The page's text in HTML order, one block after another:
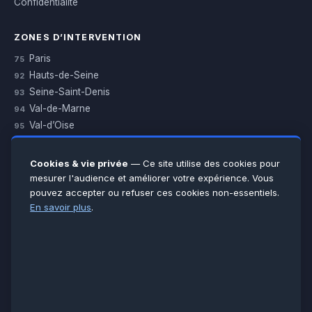
ZONES D’INTERVENTION
75 Paris
92 Hauts-de-Seine
93 Seine-Saint-Denis
94 Val-de-Marne
95 Val-d’Oise
Essonne
Seine-et-Marne
Voir toutes les villes →
Cookies & vie privée — Ce site utilise des cookies pour
mesurer l'audience et améliorer votre expérience. Vous
pouvez accepter ou refuser ces cookies non-essentiels.
En savoir plus.